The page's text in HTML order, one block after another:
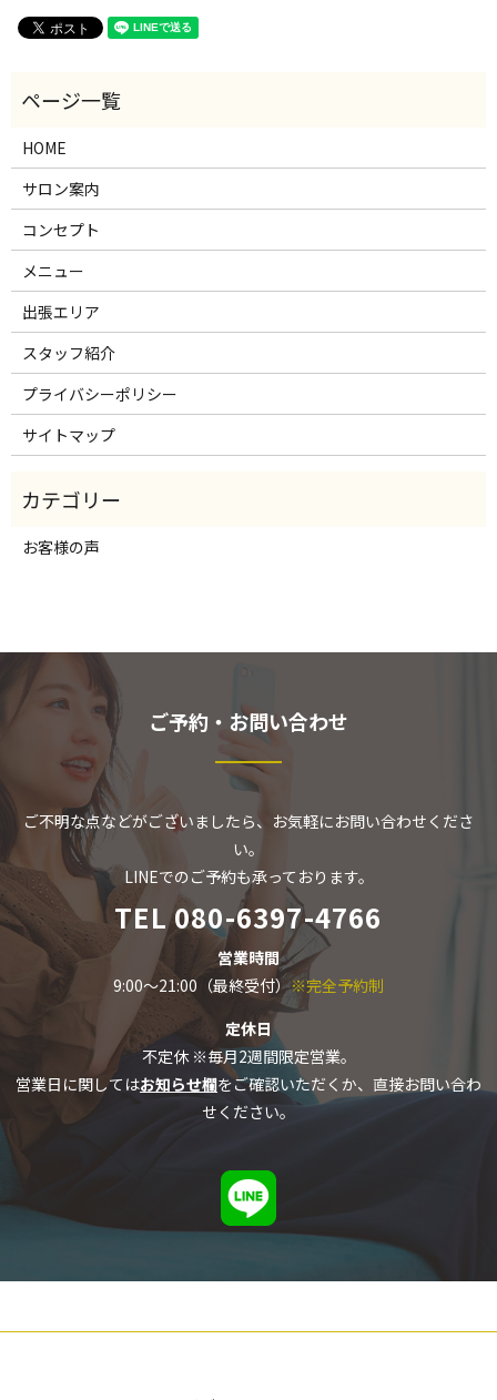
HOME
サロン案内
コンセプト
メニュー
出張エリア
スタッフ紹介
プライバシーポリシー
サイトマップ
お客様の声
ご予約・お問い合わせ
ご不明な点などがございましたら、お気軽にお問い合わせくださ
い。
LINEでのご予約も承っております。
TEL080-6397-4766
営業時間
9:00～21:00（最終受付）※完全予約制
定休日
不定休 ※毎月2週間限定営業。
営業日に関してはお知らせ欄をご確認いただくか、直接お問い合わ
せください。